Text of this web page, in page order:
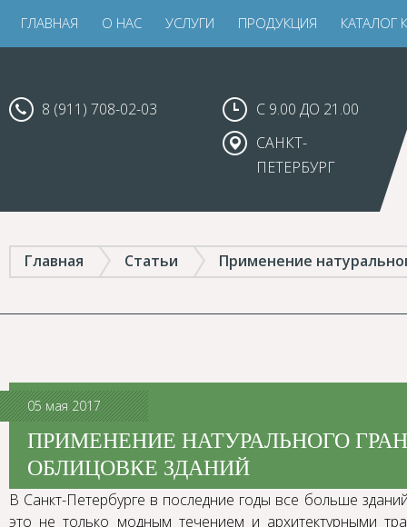
ГЛАВНАЯ О НАС УСЛУГИ ПРОДУКЦИЯ КАТАЛОГ
8 (911) 708-02-03
С 9.00 ДО 21.00
САНКТ-
ПЕТЕРБУРГ
Главная Статьи Применение
05 мая 2017
ПРИМЕНЕНИЕ НАТУРАЛЬНОГО
ОБЛИЦОВКЕ ЗДАНИЙ
В Санкт-Петербурге в последние годы все больше
это не только модным течением и архитектурными